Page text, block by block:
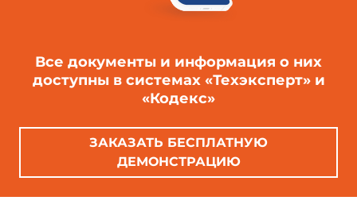
Все документы и информация о них
доступны в системах «Техэксперт» и
«Кодекс»
ЗАКАЗАТЬ БЕСПЛАТНУЮ
ДЕМОНСТРАЦИЮ